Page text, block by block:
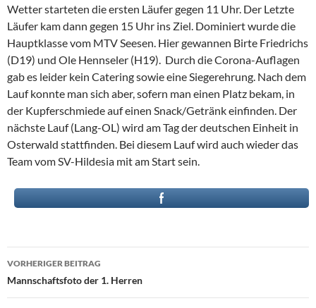
Wetter starteten die ersten Läufer gegen 11 Uhr. Der Letzte
Läufer kam dann gegen 15 Uhr ins Ziel. Dominiert wurde die
Hauptklasse vom MTV Seesen. Hier gewannen Birte Friedrichs
(D19) und Ole Hennseler (H19). Durch die Corona-Auflagen
gab es leider kein Catering sowie eine Siegerehrung. Nach dem
Lauf konnte man sich aber, sofern man einen Platz bekam, in
der Kupferschmiede auf einen Snack/Getränk einfinden. Der
nächste Lauf (Lang-OL) wird am Tag der deutschen Einheit in
Osterwald stattfinden. Bei diesem Lauf wird auch wieder das
Team vom SV-Hildesia mit am Start sein.
Beitragsnavigation
VORHERIGER BEITRAG
Mannschaftsfoto der 1. Herren